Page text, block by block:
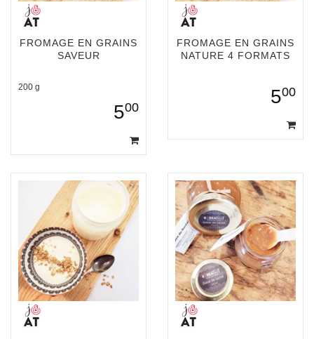
FROMAGE EN GRAINS
SAVEUR
200 g
500
FROMAGE EN GRAINS
NATURE 4 FORMATS
500